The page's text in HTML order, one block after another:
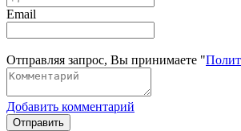
Email
Отправляя запрос, Вы принимаете "
Добавить комментарий
Отправить